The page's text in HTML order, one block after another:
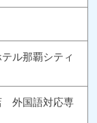
ル那覇シティ
外国語対応専